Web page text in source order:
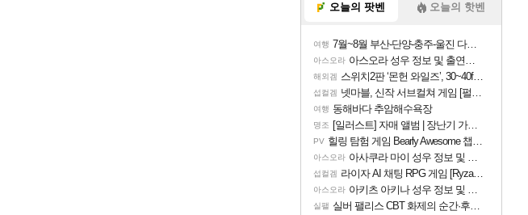
오늘의 팟벤 오늘의 핫벤
여행 7월~8월 부산-단양-충주-울진 다녀왔어요~
아스오라 아스오라 성우 정보 및 출연작 모음
해외겜 스위치2판 ‘몬헌 와일즈’, 30~40fps 목표 추정
섭컬겜 넷마블, 신작 서브컬쳐 게임 [펄 인 블루] 티저 사이트 오픈
여행 동해바다 추암해수욕장
명조 [일러스트] 자매 앨범 | 장난기 가득한 오후의 공원 (리메이크판)
PV 힐링 탐험 게임 Bearly Awesome 챕터 1 트레일러
아스오라 아사쿠라 마이 성우 정보 및 주요 필모
섭컬겜 라이자 AI 채팅 RPG 게임 [RyzaChat: AI] 공개
아스오라 아키츠 아키나 성우 정보 및 주요 필모
실팰 실버 팰리스 CBT 화제의 순간·후기 모음